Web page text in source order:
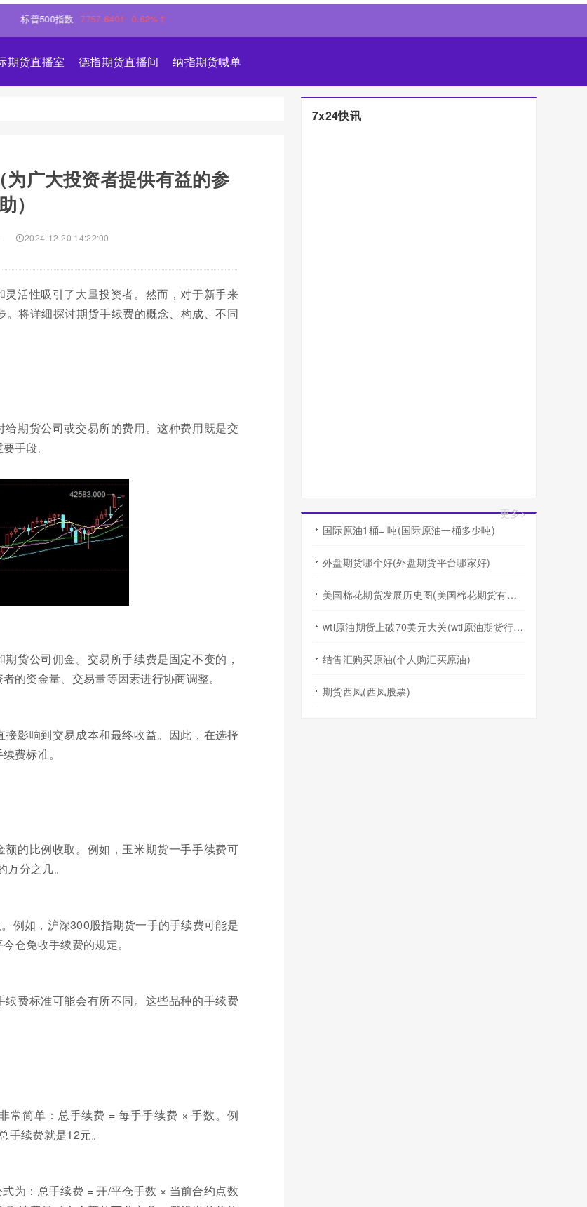
指数 7757.6401 0.62%↑
期货直播室 德指期货直播间 纳指期货喊单
广大投资者提供有益的参
）
2024-12-20 14:22:00
活性吸引了大量投资者。然而，对于新手来
将详细探讨期货手续费的概念、构成、不同
期货公司或交易所的费用。这种费用既是交
手段。
货公司佣金。交易所手续费是固定不变的，
的资金量、交易量等因素进行协商调整。
影响到交易成本和最终收益。因此，在选择
费标准。
的比例收取。例如，玉米期货一手手续费可
分之几。
例如，沪深300股指期货一手的手续费可能是
仓免收手续费的规定。
费标准可能会有所不同。这些品种的手续费
常简单：总手续费 = 每手手续费 × 手数。例
续费就是12元。
为：总手续费 = 开/平仓手数 × 当前合约点数
7x24快讯
更多>
国际原油1桶= 吨(国际原油一桶多少吨)
外盘期货哪个好(外盘期货平台哪家好)
美国棉花期货发展历史图(美国棉花期货有涨跌幅度限制吗)
wti原油期货上破70美元大关(wti原油期货行情)
结售汇购买原油(个人购汇买原油)
期货西凤(西凤股票)